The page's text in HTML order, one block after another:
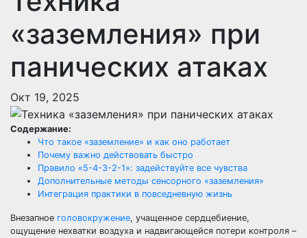
«заземления» при
панических атаках
Окт 19, 2025
Содержание:
Что такое «заземление» и как оно работает
Почему важно действовать быстро
Правило «5-4-3-2-1»: задействуйте все чувства
Дополнительные методы сенсорного «заземления»
Интеграция практики в повседневную жизнь
Внезапное головокружение, учащенное сердцебиение,
ощущение нехватки воздуха и надвигающейся потери контроля –